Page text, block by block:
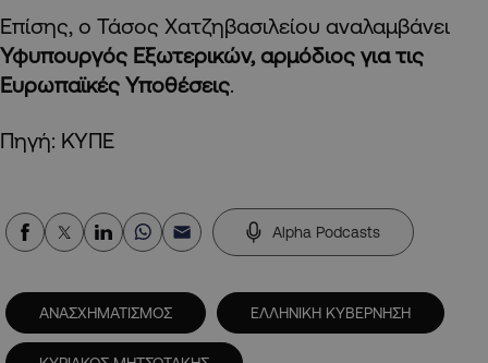
Επίσης, ο Τάσος Χατζηβασιλείου αναλαμβάνει
Υφυπουργός Εξωτερικών, αρμόδιος για τις
Ευρωπαϊκές Υποθέσεις.
Πηγή: ΚΥΠΕ
Alpha Podcasts
ΑΝΑΣΧΗΜΑΤΙΣΜΟΣ ΕΛΛΗΝΙΚΗ ΚΥΒΕΡΝΗΣΗ